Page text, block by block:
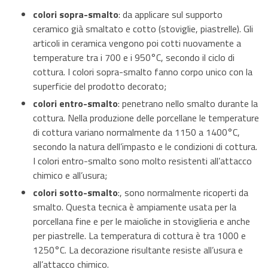
colori sopra-smalto: da applicare sul supporto
ceramico già smaltato e cotto (stoviglie, piastrelle). Gli
articoli in ceramica vengono poi cotti nuovamente a
temperature tra i 700 e i 950°C, secondo il ciclo di
cottura. I colori sopra-smalto fanno corpo unico con la
superficie del prodotto decorato;
colori entro-smalto: penetrano nello smalto durante la
cottura. Nella produzione delle porcellane le temperature
di cottura variano normalmente da 1150 a 1400°C,
secondo la natura dell’impasto e le condizioni di cottura.
I colori entro-smalto sono molto resistenti all’attacco
chimico e all’usura;
colori sotto-smalto:, sono normalmente ricoperti da
smalto. Questa tecnica è ampiamente usata per la
porcellana fine e per le maioliche in stoviglieria e anche
per piastrelle. La temperatura di cottura è tra 1000 e
1250°C. La decorazione risultante resiste all’usura e
all’attacco chimico.